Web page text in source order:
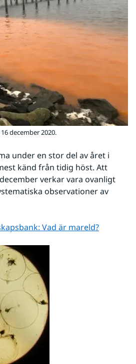
december 2020.
under en stor del av året i
verkar vara ovanligt
observationer av
Vad är mareld?